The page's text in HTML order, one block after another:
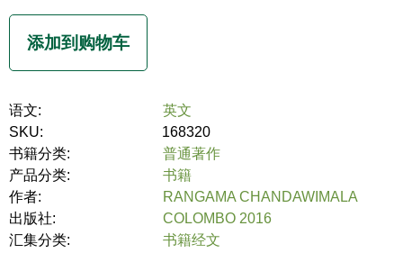
语文:
英文
SKU:
168320
书籍分类:
普通著作
产品分类:
书籍
作者:
RANGAMA CHANDAWIMALA
出版社:
COLOMBO 2016
汇集分类:
书籍经文